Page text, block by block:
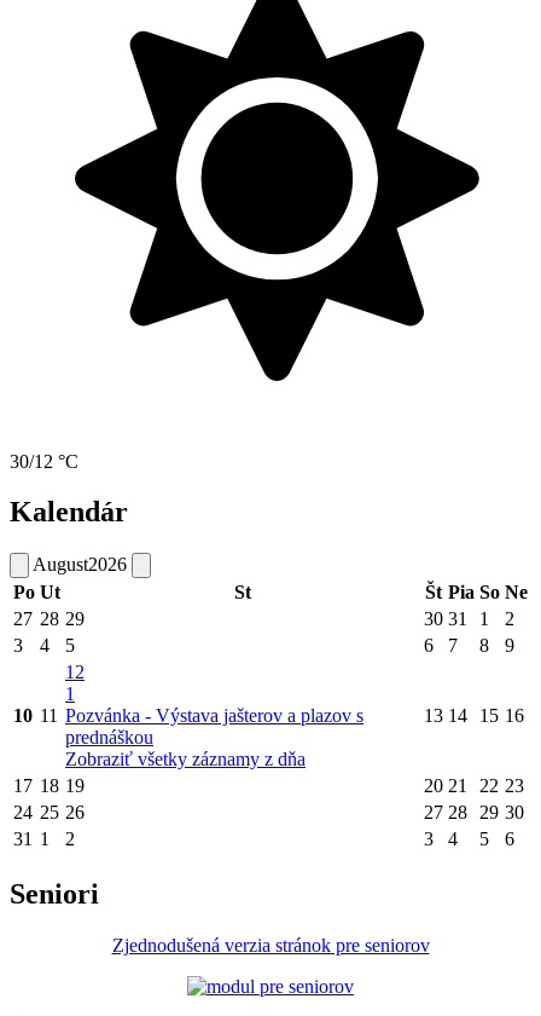
30/12 °C
Kalendár
August2026
Po Ut St Št Pia So Ne
27 28 29 30 31 1
2
3
4 5 6 7 8 9
10 11
12
1
Pozvánka - Výstava jašterov a plazov s
prednáškou
Zobraziť všetky záznamy z dňa
13 14 15 16
17 18 19 20 21 22 23
24 25 26 27 28 29 30
31 1 2 3 4 5 6
Seniori
Zjednodušená verzia stránok pre seniorov